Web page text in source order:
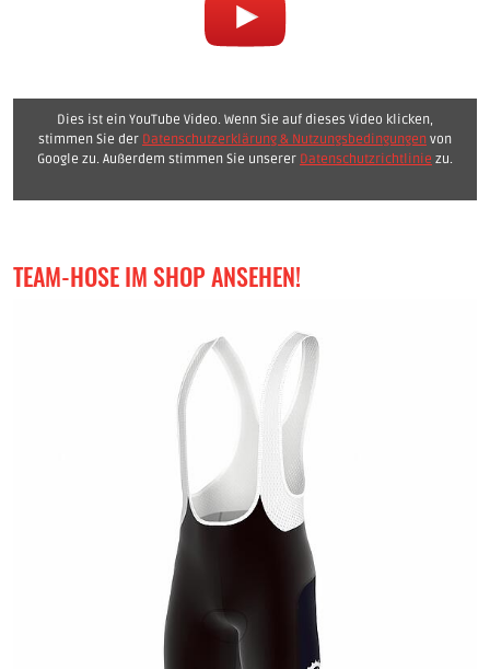
Dies ist ein YouTube Video. Wenn Sie auf dieses Video klicken,
stimmen Sie der Datenschutzerklärung & Nutzungsbedingungen von
Google zu. Außerdem stimmen Sie unserer Datenschutzrichtlinie zu.
TEAM-HOSE IM SHOP ANSEHEN!